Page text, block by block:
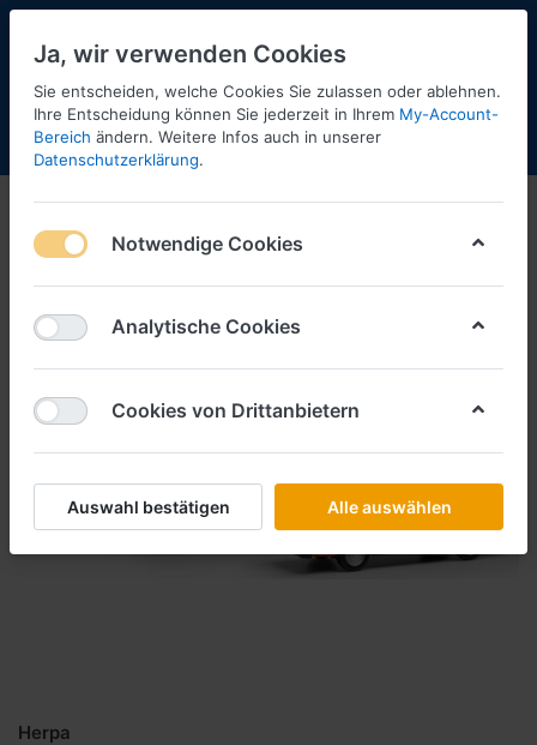
Menü Anmelden Shopaktualisierung
Herpa
Ja, wir verwenden Cookies
Sie entscheiden, welche Cookies Sie zulassen oder ablehnen.
Ihre Entscheidung können Sie jederzeit in Ihrem My-Account-
Bereich ändern. Weitere Infos auch in unserer
Datenschutzerklärung.
Notwendige Cookies
Analytische Cookies
Cookies von Drittanbietern
Auswahl bestätigen Alle auswählen